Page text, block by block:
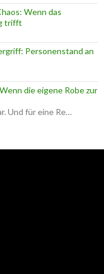
Wenn das
trifft
Personenstand an
die eigene Robe zur
Und für eine Re…